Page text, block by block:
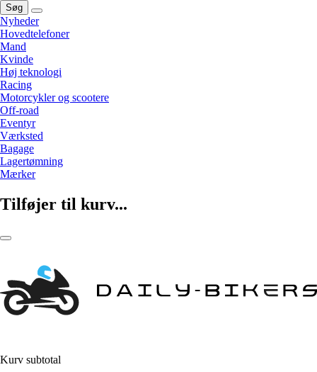
Søg
Nyheder
Hovedtelefoner
Mand
Kvinde
Høj teknologi
Racing
Motorcykler og scootere
Off-road
Eventyr
Værksted
Bagage
Lagertømning
Mærker
Tilføjer til kurv...
Kurv subtotal